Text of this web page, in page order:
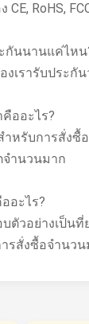
CE, RoHS,
กันนานแค่ไหน
งเรารับประกั
คืออะไร?
ำหรับการสั่งซื้
จำนวนมาก
อะไร?
ตัวอย่างเป็น
รสั่งซื้อจำนวน